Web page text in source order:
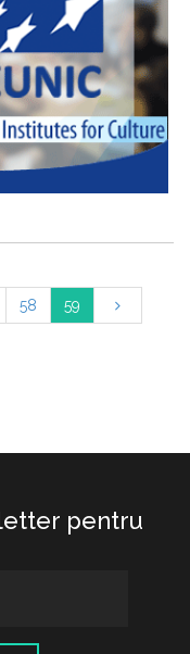
58 59
pentru